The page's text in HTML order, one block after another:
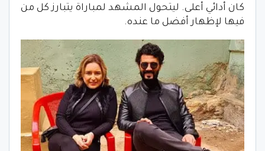
كان أدائي أعلى. ليتحول المشهد لمباراة يتبارز كل من
فيها لإظهار أفضل ما عنده.